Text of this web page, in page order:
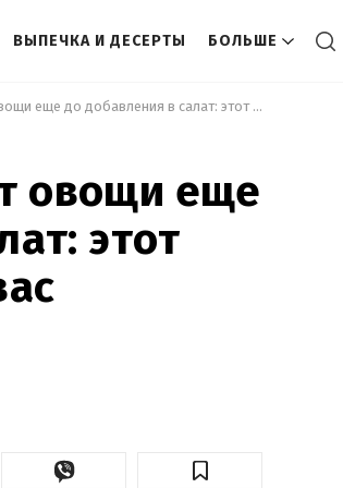
ВЫПЕЧКА И ДЕСЕРТЫ БОЛЬШЕ
Почему шефы солят овощи еще до добавления в салат: этот секрет сделает из вас кулинарного гуру
овощи еще
этот